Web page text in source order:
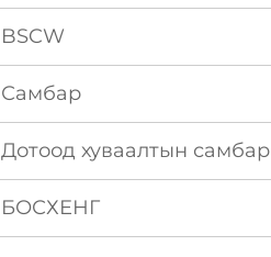
BSCW
Самбар
Дотоод хуваалтын самбар
БОСХЕНГ